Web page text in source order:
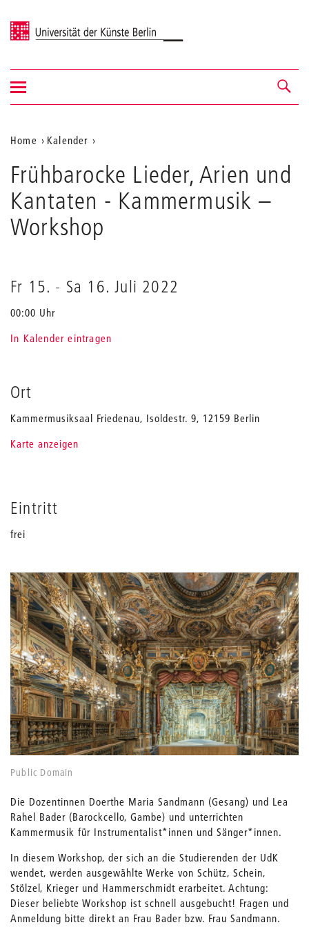
Universität der Künste Berlin
Navigation &
Suche
Navigation
ein-/ausblenden
Aktuelle
Position
auf
der
Webseite
Home
Kalender
Lieder,
Arien
Kantaten
-
Frühbarocke Lieder, Arien und
Kantaten - Kammermusik –
Workshop
Fr 15. - Sa 16. Juli 2022
00:00 Uhr
In Kalender eintragen
Ort
Kammermusiksaal Friedenau, Isoldestr. 9, 12159 Berlin
Karte anzeigen
Eintritt
frei
Public Domain
Die Dozentinnen Doerthe Maria Sandmann (Gesang) und Lea
Rahel Bader (Barockcello, Gambe) und unterrichten
Kammermusik für Instrumentalist*innen und Sänger*innen.
In diesem Workshop, der sich an die Studierenden der UdK
wendet, werden ausgewählte Werke von Schütz, Schein,
Stölzel, Krieger und Hammerschmidt erarbeitet. Achtung:
Dieser beliebte Workshop ist schnell ausgebucht! Fragen und
Anmeldung bitte direkt an Frau Bader bzw. Frau Sandmann.